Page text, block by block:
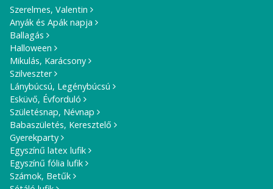
Szerelmes, Valentin
Anyák és Apák napja
Ballagás
Halloween
Mikulás, Karácsony
Szilveszter
Lánybúcsú, Legénybúcsú
Esküvő, Évforduló
Születésnap, Névnap
Babaszületés, Keresztelő
Gyerekparty
Egyszínű latex lufik
Egyszínű fólia lufik
Számok, Betűk